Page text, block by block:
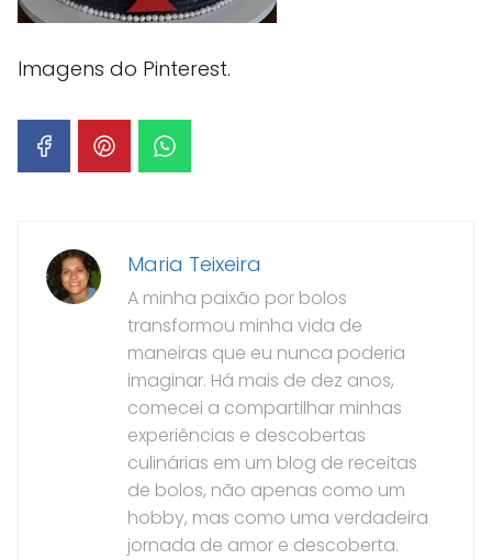
Imagens do Pinterest.
Maria Teixeira
A minha paixão por bolos
transformou minha vida de
maneiras que eu nunca poderia
imaginar. Há mais de dez anos,
comecei a compartilhar minhas
experiências e descobertas
culinárias em um blog de receitas
de bolos, não apenas como um
hobby, mas como uma verdadeira
jornada de amor e descoberta.